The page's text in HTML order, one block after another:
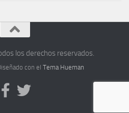
los derechos reservados.
con elTema Hueman